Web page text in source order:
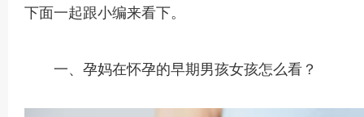
下面一起跟小编来看下。
一、孕妈在怀孕的早期男孩女孩怎么看？